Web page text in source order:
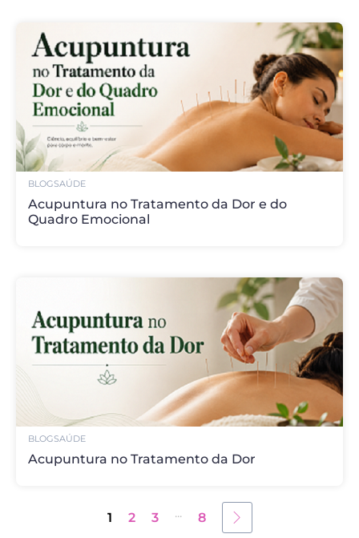
BLOGSAÚDE
Acupuntura no Tratamento da Dor e do
Quadro Emocional
BLOGSAÚDE
Acupuntura no Tratamento da Dor
1 2 3 ... 8